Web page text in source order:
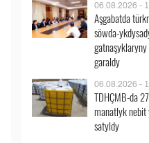
06.08.2026 -
Aşgabatda
söwda-
garaldy
06.08.2026 -
TDHÇMB-da
manatlyk
satyldy